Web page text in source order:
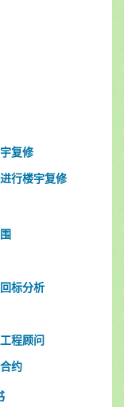
复修
行楼宇复修
标分析
程顾问
约